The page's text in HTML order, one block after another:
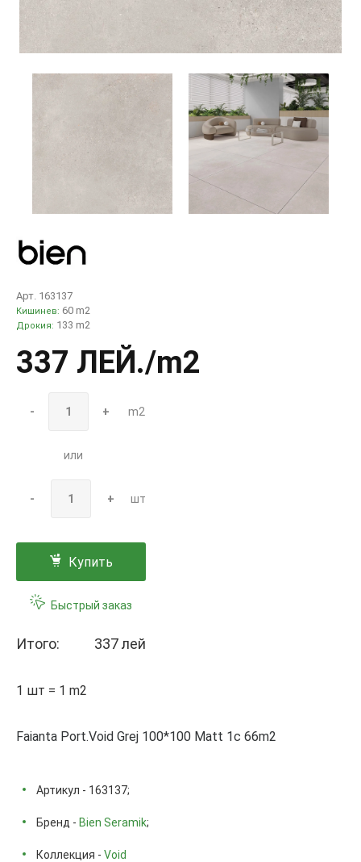
Арт. 163137
Кишинев: 60 m2
Дрокия: 133 m2
337 ЛЕЙ./m2
- + m2
или
- + шт
Купить
Быстрый заказ
Итого: 337 лей
1 шт = 1 m2
Faianta Port.Void Grej 100*100 Matt 1с 66m2
Артикул - 163137;
Бренд - Bien Seramik;
Коллекция - Void